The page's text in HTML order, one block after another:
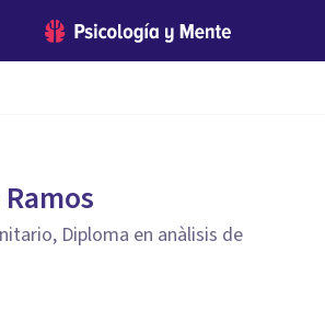
Diploma en anàlisis de